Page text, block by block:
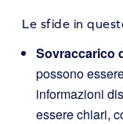
Le sfide in
Sovraccarico
possono
informazioni
essere chiari,